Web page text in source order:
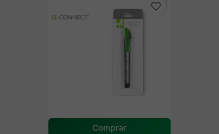
Comprar
favorite_border